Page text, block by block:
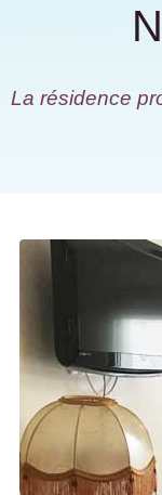
La résidence